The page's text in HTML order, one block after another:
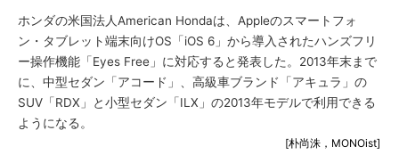
ホンダの米国法人American Hondaは、Appleのスマートフォ
ン・タブレット端末向けOS「iOS 6」から導入されたハンズフリ
ー操作機能「Eyes Free」に対応すると発表した。2013年末まで
に、中型セダン「アコード」、高級車ブランド「アキュラ」の
SUV「RDX」と小型セダン「ILX」の2013年モデルで利用できる
ようになる。
[朴尚洙，MONOist]